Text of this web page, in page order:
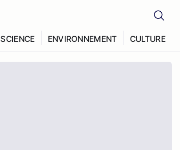
SCIENCE ENVIRONNEMENT CULTURE